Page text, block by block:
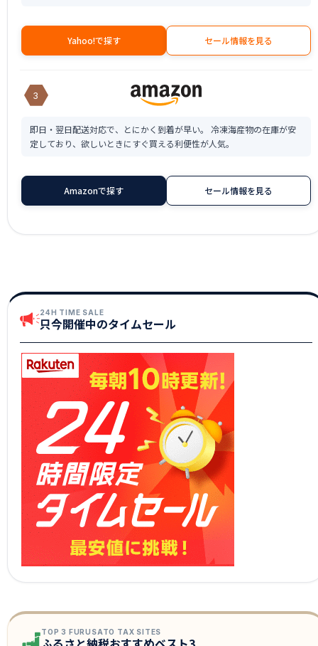
Yahoo!で探す セール情報を見る
3
即日・翌日配送対応で、とにかく到着が早い。 冷凍海産物の在庫が安
定しており、欲しいときにすぐ買える利便性が人気。
Amazonで探す セール情報を見る
24H TIME SALE
只今開催中のタイムセール
TOP 3 FURUSATO TAX SITES